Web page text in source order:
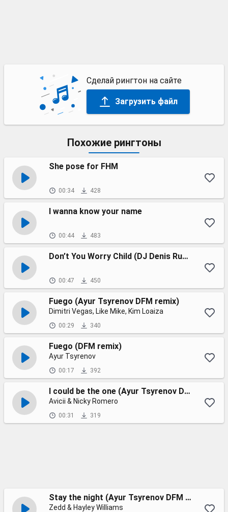
Сделай рингтон на сайте
Загрузить файл
Похожие рингтоны
She pose for FHM
00:34 428
I wanna know your name
00:44 483
Don’t You Worry Child (DJ Denis Rublev & DJ Anton Cover Mix)
00:47 450
Fuego (Ayur Tsyrenov DFM remix)
Dimitri Vegas, Like Mike, Kim Loaiza
00:29 340
Fuego (DFM remix)
Ayur Tsyrenov
00:17 392
I could be the one (Ayur Tsyrenov DFM remix)
Avicii & Nicky Romero
00:31 319
Stay the night (Ayur Tsyrenov DFM remix)
Zedd & Hayley Williams